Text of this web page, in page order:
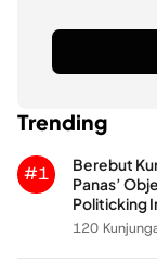
Trending
#1
Berebut
Panas’
Politicking
120